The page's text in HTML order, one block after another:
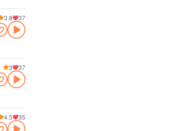
3.8 37
3 37
4.5 35